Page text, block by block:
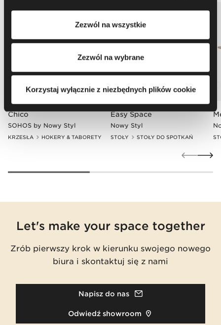
korzystania przez nas i naszych partnerów z plików
cookie oraz przetwarzania Twoich danych osobowych, w
tym o przysługujących Ci uprawnieniach, zachęcamy do
Zezwól na wszystkie
Zezwól na wybrane
Korzystaj wyłącznie z niezbędnych plików cookie
Chico
SOHOS by Nowy Styl
KRZESŁA HOKERY & TABORETY
Easy Space
Nowy Styl
STOŁY STOŁY DO SPOTKAŃ
Let's make your space together
Zrób pierwszy krok w kierunku swojego nowego
biura i skontaktuj się z nami
Napisz do nas
Odwiedź showroom